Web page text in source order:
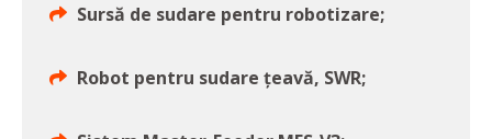
Sursă de sudare pentru robotizare;
Robot pentru sudare țeavă, SWR;